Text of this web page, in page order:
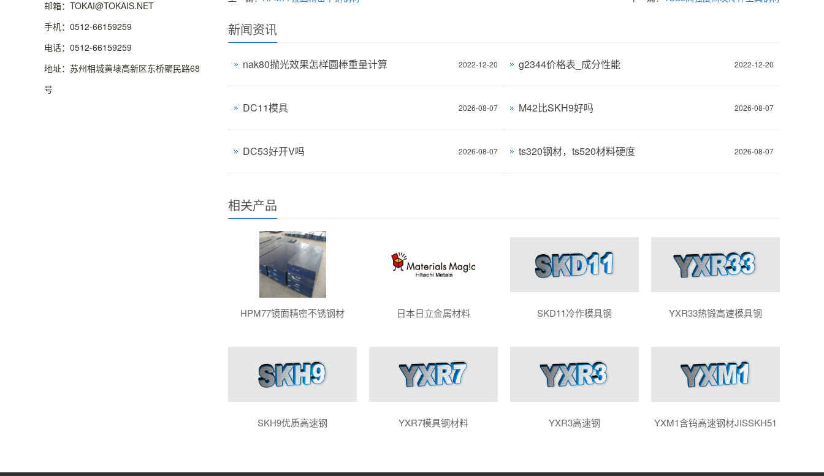
邮箱：TOKAI@TOKAIS.NET
手机：0512-66159259
电话：0512-66159259
地址：苏州相城黄埭高新区东桥聚民路68
号
新闻资讯
2022-12-20
nak80抛光效果怎样圆棒重量计算 2022-12-20
g2344价格表_成分性能
2026-08-07
DC11模具 2026-08-07
M42比SKH9好吗
2026-08-07
DC53好开V吗 2026-08-07
ts320钢材，ts520材料硬度
相关产品
HPM77镜面精密不锈钢材 日本日立金属材料 SKD11冷作模具钢 YXR33热锻高速模具钢
SKH9优质高速钢 YXR7模具钢材料 YXR3高速钢 YXM1含钨高速钢材JISSKH51